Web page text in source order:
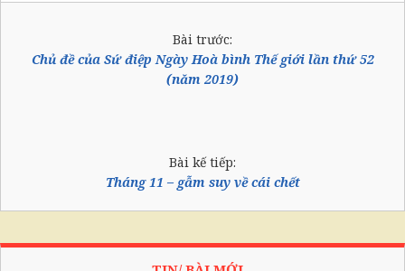
Bài trước:
Chủ đề của Sứ điệp Ngày Hoà bình Thế giới lần thứ 52
(năm 2019)
Bài kế tiếp:
Tháng 11 – gẫm suy về cái chết